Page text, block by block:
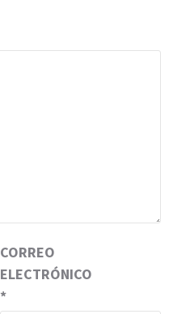
CORREO
ELECTRÓNICO
*